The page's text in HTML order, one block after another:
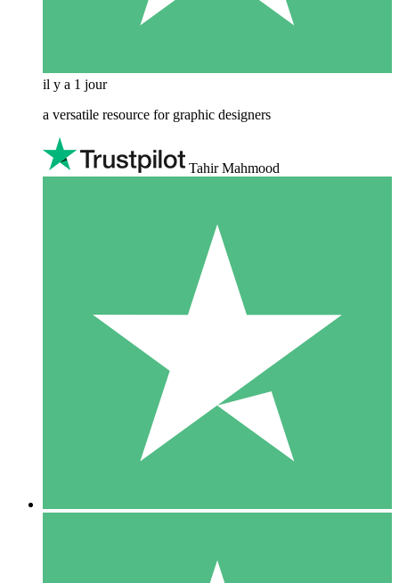
il y a 1 jour
a versatile resource for graphic designers
Tahir Mahmood